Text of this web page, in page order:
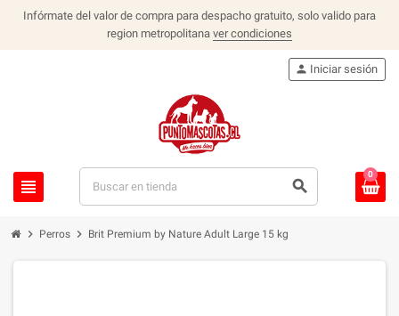
Infórmate del valor de compra para despacho gratuito, solo valido para
region metropolitana ver condiciones
view_headline search
person Iniciar sesión
0
chevron_right Perros chevron_right Brit Premium by Nature Adult Large 15 kg